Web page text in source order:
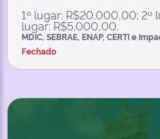
1º lugar: R$20.000,00; 2º
lugar: R$5.000,00.
MDIC, SEBRAE, ENAP, CERTI e
Fechado